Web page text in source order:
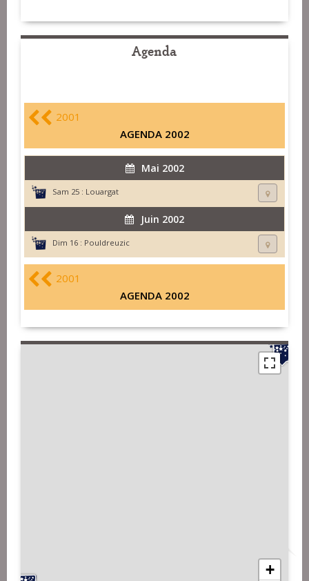
Agenda
2001
AGENDA 2002
Mai 2002
Sam 25 : Louargat
Juin 2002
Dim 16 : Pouldreuzic
2001
AGENDA 2002
+